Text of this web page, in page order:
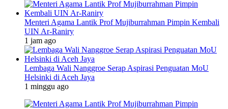
Menteri Agama Lantik Prof Mujiburrahman Pimpin Kembali
UIN Ar-Raniry
1 jam ago
Lembaga Wali Nanggroe Serap Aspirasi Penguatan MoU
Helsinki di Aceh Jaya
1 minggu ago